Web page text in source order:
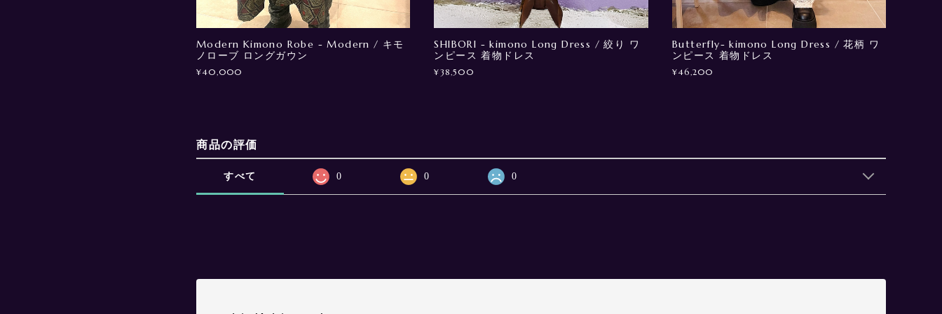
Modern Kimono Robe - Modern / キモ
ノローブ ロングガウン
¥40,000
SHIBORI - kimono Long Dress / 絞り ワ
ンピース 着物ドレス
¥38,500
Butterfly- kimono Long Dress / 花柄 ワ
ンピース 着物ドレス
¥46,200
商品の評価
すべて 0 0 0